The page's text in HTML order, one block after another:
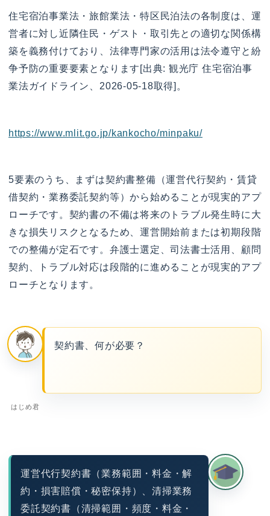
住宅宿泊事業法・旅館業法・特区民泊法の各制度は、運
営者に対し近隣住民・ゲスト・取引先との適切な関係構
築を義務付けており、法律専門家の活用は法令遵守と紛
争予防の重要要素となります[出典: 観光庁 住宅宿泊事
業法ガイドライン、2026-05-18取得]。
https://www.mlit.go.jp/kankocho/minpaku/
5要素のうち、まずは契約書整備（運営代行契約・賃貸
借契約・業務委託契約等）から始めることが現実的アプ
ローチです。契約書の不備は将来のトラブル発生時に大
きな損失リスクとなるため、運営開始前または初期段階
での整備が定石です。弁護士選定、司法書士活用、顧問
契約、トラブル対応は段階的に進めることが現実的アプ
ローチとなります。
はじめ君
契約書、何が必要？
運営代行契約書（業務範囲・料金・解
約・損害賠償・秘密保持）、清掃業務
委託契約書（清掃範囲・頻度・料金・